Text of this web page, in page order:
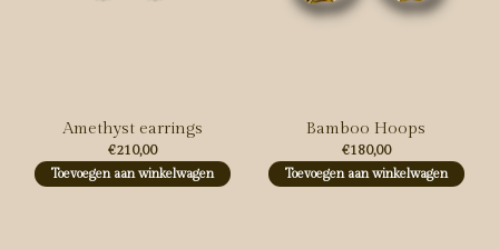
Amethyst earrings
€210,00
Toevoegen aan winkelwagen
Bamboo Hoops
€180,00
Toevoegen aan winkelwagen